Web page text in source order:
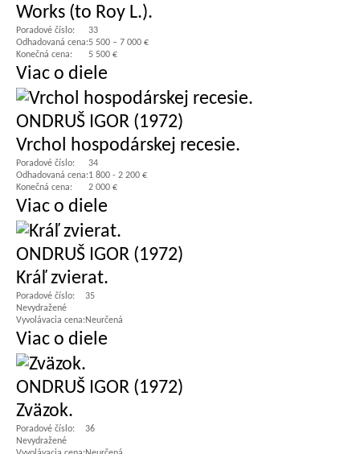
Works (to Roy L.).
Poradové číslo:
33
Odhadovaná cena:5 500 – 7 000 €
Konečná cena:
5 500 €
Viac o diele
ONDRUŠ IGOR (1972)
Vrchol hospodárskej recesie.
Poradové číslo:
34
Odhadovaná cena:1 800 - 2 200 €
Konečná cena:
2 000 €
Viac o diele
ONDRUŠ IGOR (1972)
Kráľ zvierat.
Poradové číslo:
35
Nevydražené
Vyvolávacia cena:Neurčená
Viac o diele
ONDRUŠ IGOR (1972)
Zväzok.
Poradové číslo:
36
Nevydražené